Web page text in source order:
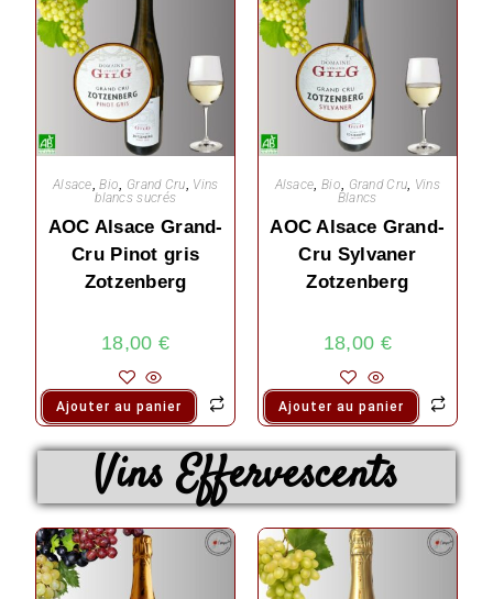
Alsace,Bio, Grand Cru, Vins
blancs sucrés
AOC Alsace Grand-
Cru Pinot gris
Zotzenberg
18,00 €
Ajouter au panier
Alsace, Bio, Grand Cru, Vins
Blancs
AOC Alsace Grand-
Cru Sylvaner
Zotzenberg
18,00 €
Ajouter au panier
Vins Effervescents